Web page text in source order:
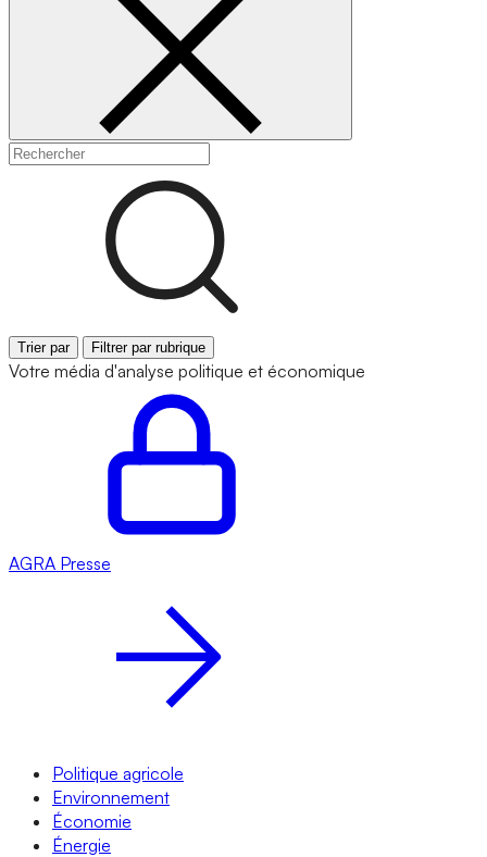
Trier par Filtrer par rubrique
Votre média d'analyse politique et économique
AGRA Presse
Politique agricole
Environnement
Économie
Énergie